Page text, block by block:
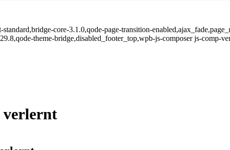
core-3.1.0,qode-page-transition-
theme-bridge,disabled_footer_top,wpb-js-composer js-comp-
verlernt